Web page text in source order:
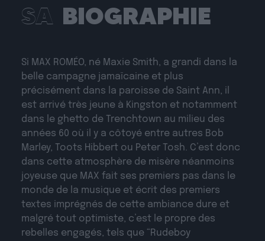
SA BIOGRAPHIE
Si MAX ROMÉO, né Maxie Smith, a grandi dans la
belle campagne jamaïcaine et plus
précisément dans la paroisse de Saint Ann, il
est arrivé très jeune à Kingston et notamment
dans le ghetto de Trenchtown au milieu des
années 60 où il y a côtoyé entre autres Bob
Marley, Toots Hibbert ou Peter Tosh. C’est donc
dans cette atmosphère de misère néanmoins
joyeuse que MAX fait ses premiers pas dans le
monde de la musique et écrit des premiers
textes imprégnés de cette ambiance dure et
malgré tout optimiste, c’est le propre des
rebelles engagés, tels que “Rudeboy